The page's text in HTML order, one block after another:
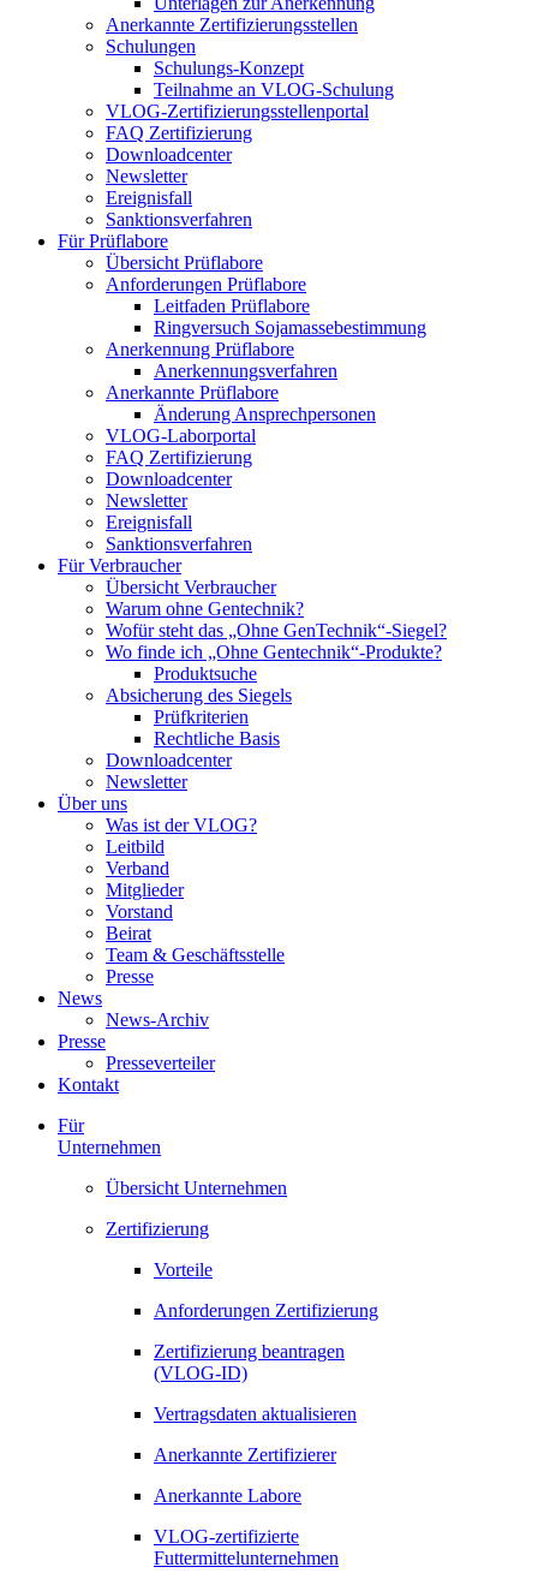
Anerkannte Zertifizierungsstellen
Schulungen
Schulungs-Konzept
Teilnahme an VLOG-Schulung
VLOG-Zertifizierungsstellenportal
FAQ Zertifizierung
Downloadcenter
Newsletter
Ereignisfall
Sanktionsverfahren
Für Prüflabore
Übersicht Prüflabore
Anforderungen Prüflabore
Leitfaden Prüflabore
Ringversuch Sojamassebestimmung
Anerkennung Prüflabore
Anerkennungsverfahren
Anerkannte Prüflabore
Änderung Ansprechpersonen
VLOG-Laborportal
FAQ Zertifizierung
Downloadcenter
Newsletter
Ereignisfall
Sanktionsverfahren
Für Verbraucher
Übersicht Verbraucher
Warum ohne Gentechnik?
Wofür steht das „Ohne GenTechnik“-Siegel?
Wo finde ich „Ohne Gentechnik“-Produkte?
Produktsuche
Absicherung des Siegels
Prüfkriterien
Rechtliche Basis
Downloadcenter
Newsletter
Über uns
Was ist der VLOG?
Leitbild
Verband
Mitglieder
Vorstand
Beirat
Team & Geschäftsstelle
Presse
News
News-Archiv
Presse
Presseverteiler
Kontakt
Für
Unternehmen
Übersicht Unternehmen
Zertifizierung
Vorteile
Anforderungen Zertifizierung
Zertifizierung beantragen
(VLOG-ID)
Vertragsdaten aktualisieren
Anerkannte Zertifizierer
Anerkannte Labore
VLOG-zertifizierte
Futtermittelunternehmen